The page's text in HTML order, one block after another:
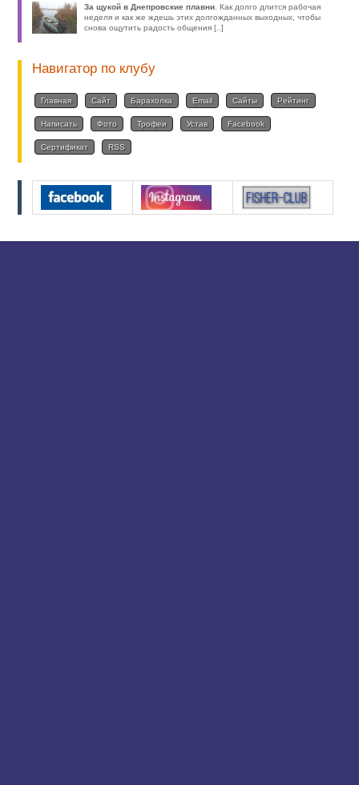
За щукой в Днепровские плавни . Как долго длится рабочая
неделя и как же ждешь этих долгожданных выходных, чтобы
снова ощутить радость общения [..]
Навигатор по клубу
Главная Сайт Барахолка Email Сайты Рейтинг
Написать Фото Трофеи Устав Facebook
Сертификат RSS